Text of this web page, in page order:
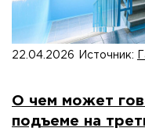
22.04.2026 Источник:
О чем может
подъеме на